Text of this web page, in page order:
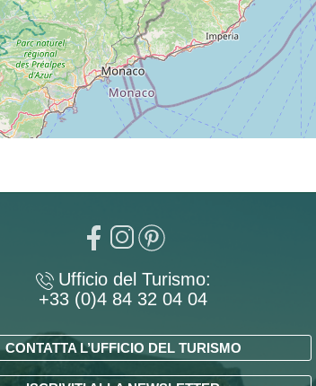
Ufficio del Turismo:
+33 (0)4 84 32 04 04
CONTATTA L’UFFICIO DEL TURISMO